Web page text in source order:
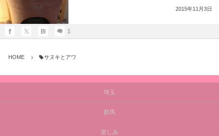
2015年11月3日
1
HOME サヌキとアワ
埼玉
群馬
楽しみ